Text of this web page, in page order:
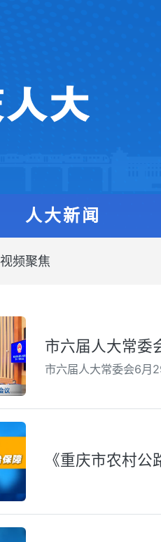
人大新闻
视频聚焦
市六届人大常委
市六届人大常委会6月
《重庆市农村